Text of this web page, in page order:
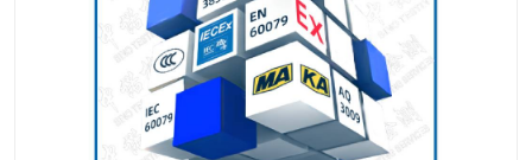
IECEx防爆认证 防爆设计
防爆资质证书 各国防爆认证
SIL认证